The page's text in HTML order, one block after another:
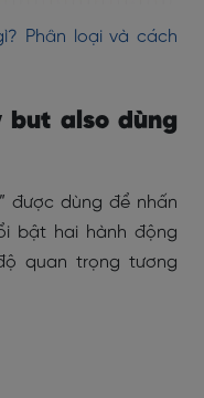
Phân loại và cách
but also dùng
được dùng để nhấn
bật hai hành động
quan trọng tương